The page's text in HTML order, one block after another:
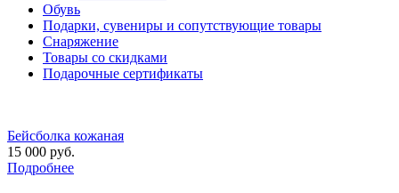
Обувь
Подарки, сувениры и сопутствующие товары
Снаряжение
Товары со скидками
Подарочные сертификаты
Бейсболка кожаная
15 000 руб.
Подробнее